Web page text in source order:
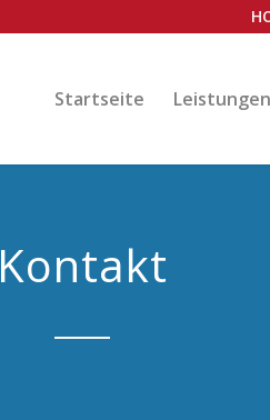
Startseite Leistungen
Kontakt